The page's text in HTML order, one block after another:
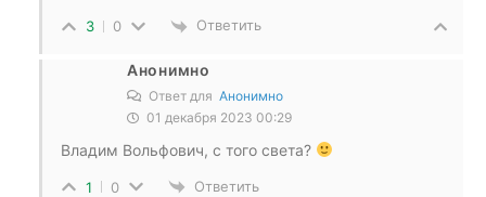
3 0 Ответить
Анонимно
Ответ для Анонимно
01 декабря 2023 00:29
Владим Вольфович, с того света?
1 0 Ответить